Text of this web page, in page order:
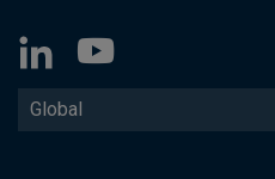
Global